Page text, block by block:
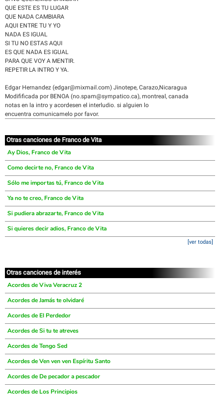
QUE ESTE ES TU LUGAR
QUE NADA CAMBIARA
AQUI ENTRE TU Y YO
NADA ES IGUAL
SI TU NO ESTAS AQUI
ES QUE NADA ES IGUAL
PARA QUE VOY A MENTIR.
REPETIR LA INTRO Y YA.
Edgar Hernandez (edgar@mixmail.com) Jinotepe, Carazo,Nicaragua
Modifificada por BENOA (no.spam@sympatico.ca), montreal, canada
notas en la intro y acordesen el interludio. si alguien lo
encuentra comunicamelo por favor.
Otras canciones de Franco de Vita
Ay Dios, Franco de Vita
Como decirte no, Franco de Vita
Sólo me importas tú, Franco de Vita
Ya no te creo, Franco de Vita
Si pudiera abrazarte, Franco de Vita
Si quieres decir adios, Franco de Vita
[ver todas]
Otras canciones de interés
Acordes de Viva Veracruz 2
Acordes de Jamás te olvidaré
Acordes de El Perdedor
Acordes de Si tu te atreves
Acordes de Tengo Sed
Acordes de Ven ven ven Espíritu Santo
Acordes de De pecador a pescador
Acordes de Los Principios